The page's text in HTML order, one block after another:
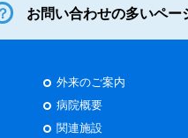
お問い合わせの多いペー
外来のご案内
病院概要
関連施設